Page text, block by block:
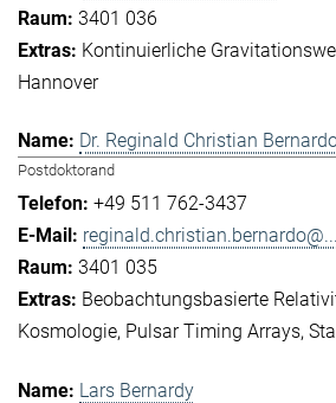
3401 036
Kontinuierliche
Hannover
Dr. Reginald Christian
Postdoktorand
+49 511 762-3437
reginald.christian.bernardo@...
3401 035
Beobachtungsbasierte
Kosmologie Pulsar Timing Arrays
Lars Bernardy